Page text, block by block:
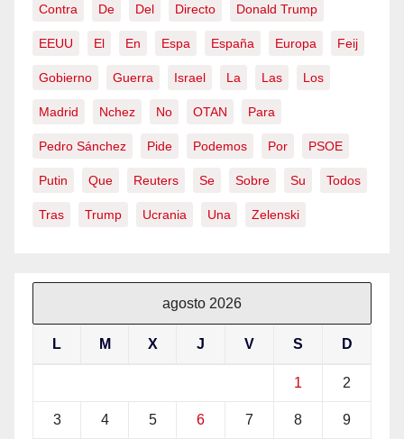
Contra De Del Directo Donald Trump
EEUU El En Espa España Europa Feij
Gobierno Guerra Israel La Las Los
Madrid Nchez No OTAN Para
Pedro Sánchez Pide Podemos Por PSOE
Putin Que Reuters Se Sobre Su Todos
Tras Trump Ucrania Una Zelenski
agosto 2026
L M X J V S D
1 2
3 4 5 6 7 8 9